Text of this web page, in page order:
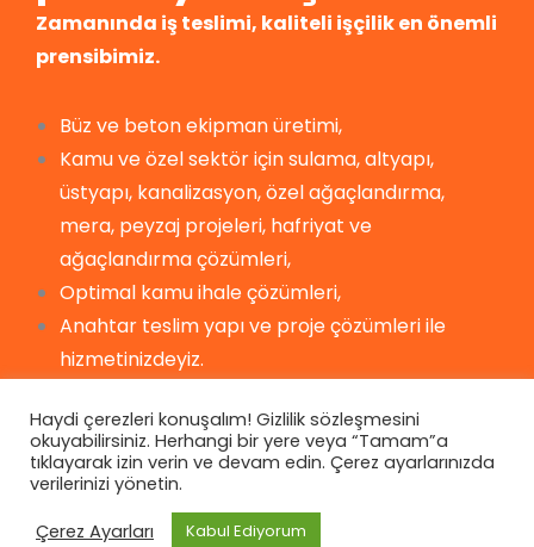
Zamanında iş teslimi, kaliteli işçilik en önemli
prensibimiz.
Büz ve beton ekipman üretimi,
Kamu ve özel sektör için sulama, altyapı,
üstyapı, kanalizasyon, özel ağaçlandırma,
mera, peyzaj projeleri, hafriyat ve
ağaçlandırma çözümleri,
Optimal kamu ihale çözümleri,
Anahtar teslim yapı ve proje çözümleri ile
hizmetinizdeyiz.
Haydi çerezleri konuşalım! Gizlilik sözleşmesini
okuyabilirsiniz. Herhangi bir yere veya “Tamam”a
tıklayarak izin verin ve devam edin. Çerez ayarlarınızda
verilerinizi yönetin.
Çerez Ayarları
Kabul Ediyorum